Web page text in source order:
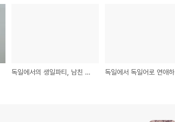
독일에서의 생일파티, 남친 생일 이벤트 독일에서 독일어로 연애하